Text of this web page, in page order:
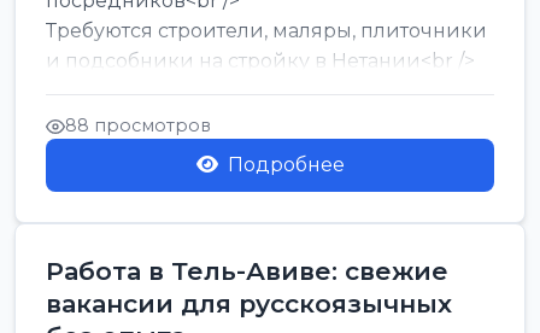
Требуются строители, маляры, плиточники
и подсобники на стройку в Нетании<br />
Срочно требуются горничные, уборщи...
88 просмотров
Подробнее
Работа в Тель-Авиве: свежие
вакансии для русскоязычных